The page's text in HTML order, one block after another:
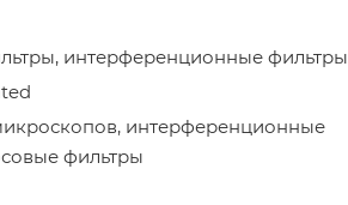
интерференционные фильтры
интерференционные
фильтры